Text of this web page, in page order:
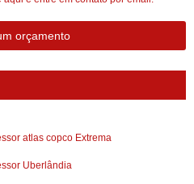
orçamento
atlas copco Extrema
Uberlândia